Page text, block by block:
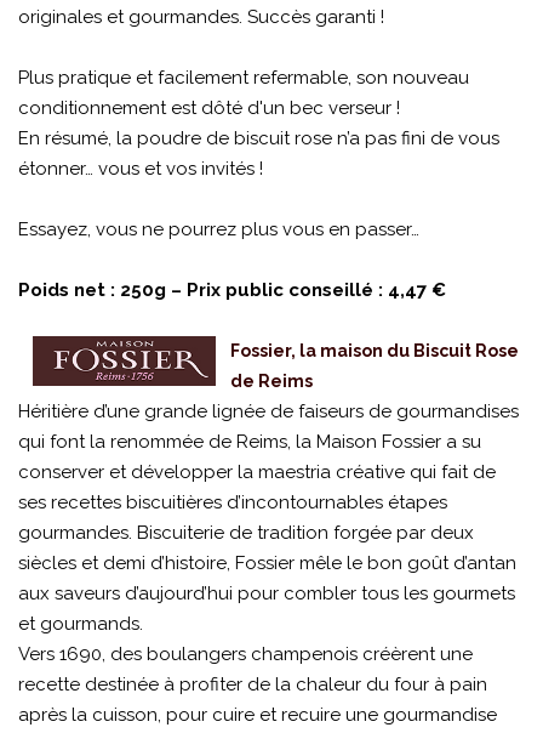
originales et gourmandes. Succès garanti !
Plus pratique et facilement refermable, son nouveau
conditionnement est dôté d'un bec verseur !
En résumé, la poudre de biscuit rose n’a pas fini de vous
étonner… vous et vos invités !
Essayez, vous ne pourrez plus vous en passer…
Poids net : 250g – Prix public conseillé : 4,47 €
Fossier, la maison du Biscuit Rose
de Reims
Héritière d’une grande lignée de faiseurs de gourmandises
qui font la renommée de Reims, la Maison Fossier a su
conserver et développer la maestria créative qui fait de
ses recettes biscuitières d’incontournables étapes
gourmandes. Biscuiterie de tradition forgée par deux
siècles et demi d’histoire, Fossier mêle le bon goût d’antan
aux saveurs d’aujourd’hui pour combler tous les gourmets
et gourmands.
Vers 1690, des boulangers champenois créèrent une
recette destinée à profiter de la chaleur du four à pain
après la cuisson, pour cuire et recuire une gourmandise